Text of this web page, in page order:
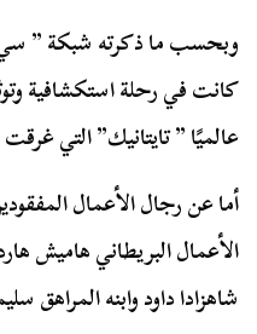
وبحسب ما ذكرته شبكة ”
كانت في رحلة استكشافية
عالميًا ” تايتانيك” التي
أما عن رجال الأعمال
الأعمال البريطاني هاميش
شاهزادا داود وابنه